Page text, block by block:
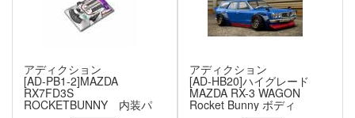
アディクション
[AD-PB1-2]MAZDA
RX7FD3S
ROCKETBUNNY 内装パ
アディクション
[AD-HB20]ハイグレード
MAZDA RX-3 WAGON
Rocket Bunny ボディ